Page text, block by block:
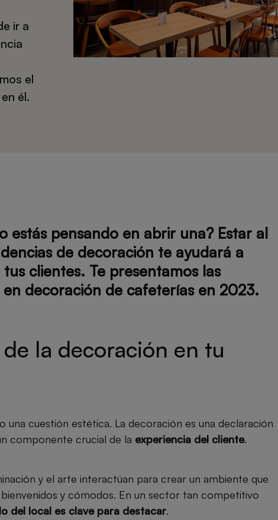
ir a
el
él.
estás pensando en abrir una? Estar al
de decoración te ayudará a
clientes. Te presentamos las
decoración de cafeterías en 2023.
la decoración en tu
una cuestión estética. La decoración es una declaración
componente crucial de la experiencia del cliente.
y el arte interactúan para crear un ambiente que
y cómodos. En un sector tan competitivo
del local es clave para destacar.